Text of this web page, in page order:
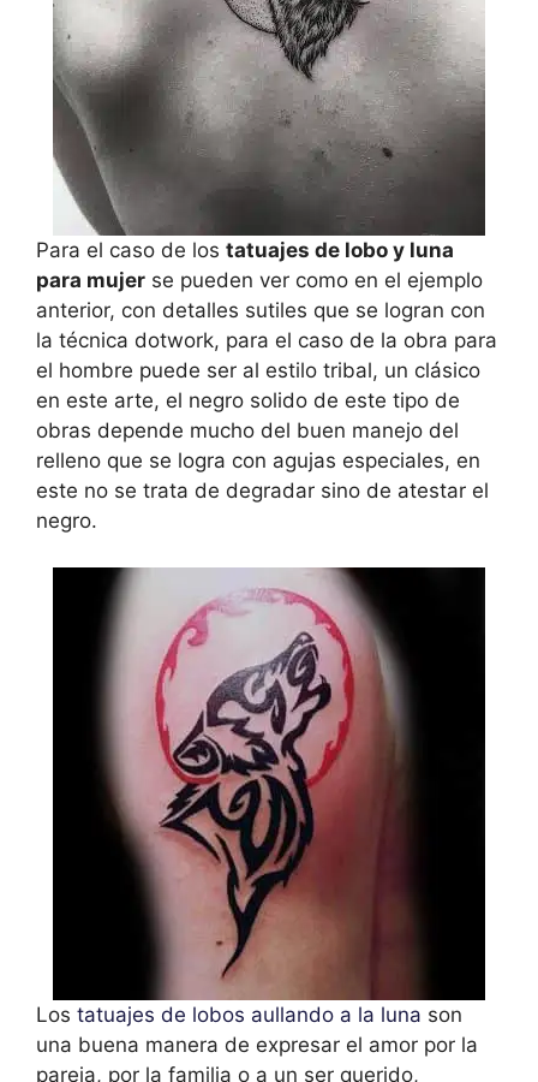
Para el caso de los tatuajes de lobo y luna
para mujer se pueden ver como en el ejemplo
anterior, con detalles sutiles que se logran con
la técnica dotwork, para el caso de la obra para
el hombre puede ser al estilo tribal, un clásico
en este arte, el negro solido de este tipo de
obras depende mucho del buen manejo del
relleno que se logra con agujas especiales, en
este no se trata de degradar sino de atestar el
negro.
Los tatuajes de lobos aullando a la luna son
una buena manera de expresar el amor por la
pareja, por la familia o a un ser querido,